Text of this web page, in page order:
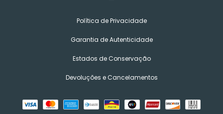
Política de Privacidade
Garantia de Autenticidade
Estados de Conservação
Devoluções e Cancelamentos